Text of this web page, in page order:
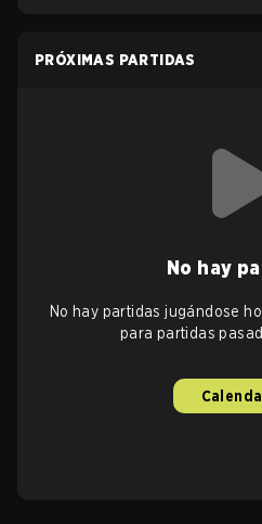
PRÓXIMAS PARTIDAS
No hay
No hay partidas jugándose
para partidas